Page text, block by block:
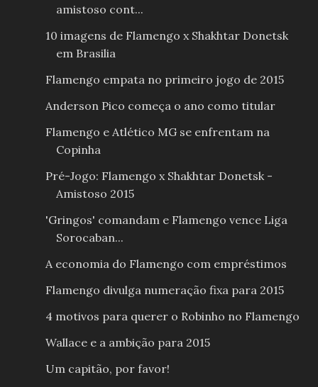
amistoso cont...
10 imagens de Flamengo x Shakhtar Donetsk
em Brasilia
Flamengo empata no primeiro jogo de 2015
Anderson Pico começa o ano como titular
Flamengo e Atlético MG se enfrentam na
Copinha
Pré-Jogo: Flamengo x Shakhtar Donetsk -
Amistoso 2015
'Gringos' comandam e Flamengo vence Liga
Sorocaban...
A economia do Flamengo com empréstimos
Flamengo divulga numeração fixa para 2015
4 motivos para querer o Robinho no Flamengo
Wallace e a ambição para 2015
Um capitão, por favor!